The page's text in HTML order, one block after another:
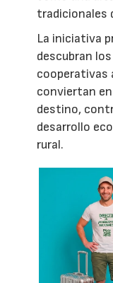
tradicionales
La iniciativa
descubran
cooperativas
conviertan
destino,
desarrollo
rural.